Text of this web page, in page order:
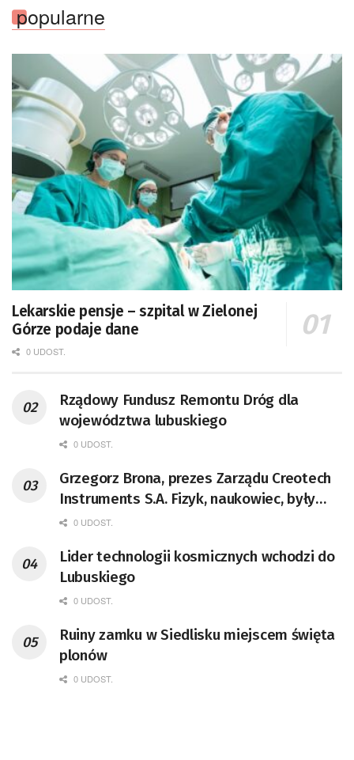
popularne
Lekarskie pensje – szpital w Zielonej
Górze podaje dane
0 UDOST.
Rządowy Fundusz Remontu Dróg dla
województwa lubuskiego
0 UDOST.
Grzegorz Brona, prezes Zarządu Creotech
Instruments S.A. Fizyk, naukowiec, były
pracownik CERN w Genewie,
doktor habilitowany nauk fizycznych,
koordynator Rady Sektorowej ds.
Kompetencji Przemysłu Lotniczo-
Badań Kosmicznych i Satelitarnych PAN.
0 UDOST.
Lider technologii kosmicznych wchodzi do
Lubuskiego
0 UDOST.
Ruiny zamku w Siedlisku miejscem święta
plonów
0 UDOST.